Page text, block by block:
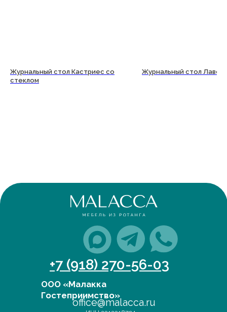
Журнальный стол Кастриес со
стеклом
Журнальный стол